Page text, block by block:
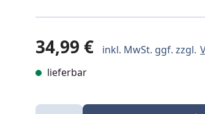
34,99 € inkl. MwSt. ggf. zzgl.
lieferbar